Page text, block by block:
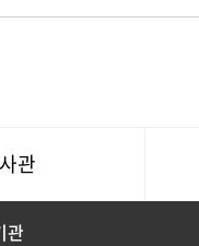
관
관